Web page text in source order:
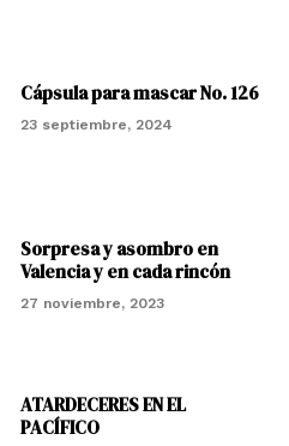
Cápsula para mascar No. 126
23 septiembre, 2024
Sorpresa y asombro en
Valencia y en cada rincón
27 noviembre, 2023
ATARDECERES EN EL
PACÍFICO